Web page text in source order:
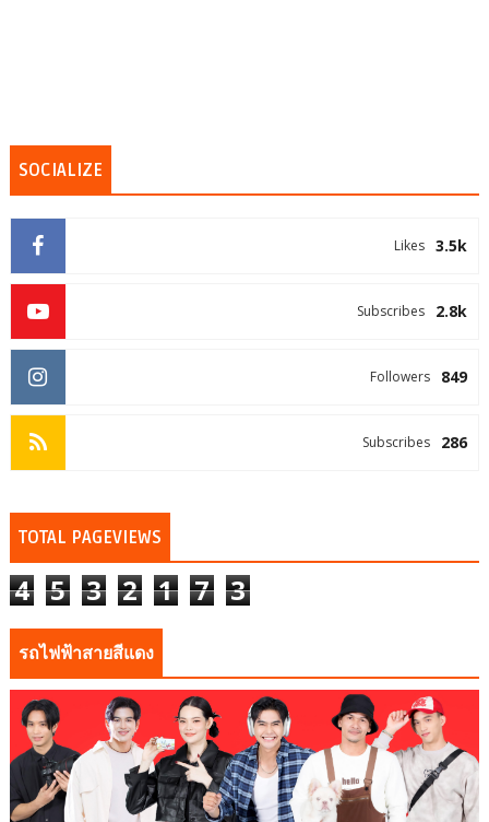
SOCIALIZE
3.5k
Likes
2.8k
Subscribes
849
Followers
286
Subscribes
TOTAL PAGEVIEWS
4 5 3 2 1 7 3
รถไฟฟ้าสายสีแดง